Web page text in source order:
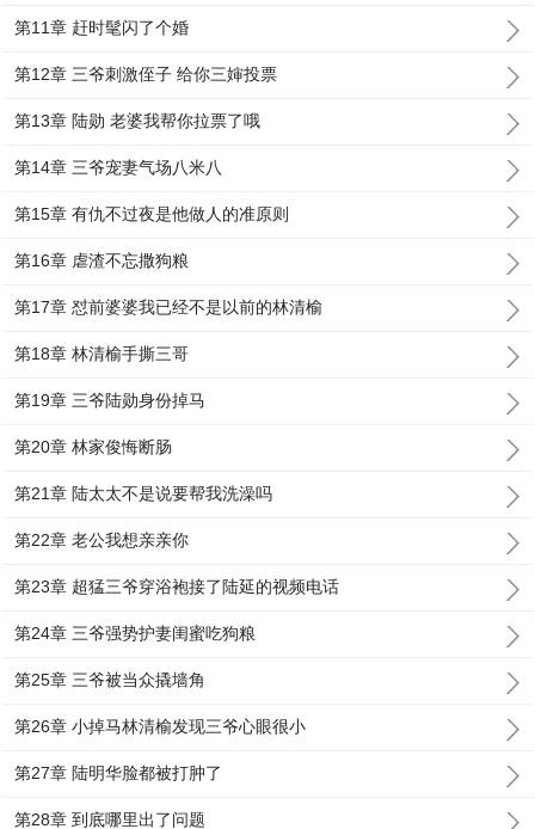
第11章 赶时髦闪了个婚
第12章 三爷刺激侄子 给你三婶投票
第13章 陆勋 老婆我帮你拉票了哦
第14章 三爷宠妻气场八米八
第15章 有仇不过夜是他做人的准原则
第16章 虐渣不忘撒狗粮
第17章 怼前婆婆我已经不是以前的林清榆
第18章 林清榆手撕三哥
第19章 三爷陆勋身份掉马
第20章 林家俊悔断肠
第21章 陆太太不是说要帮我洗澡吗
第22章 老公我想亲亲你
第23章 超猛三爷穿浴袍接了陆延的视频电话
第24章 三爷强势护妻闺蜜吃狗粮
第25章 三爷被当众撬墙角
第26章 小掉马林清榆发现三爷心眼很小
第27章 陆明华脸都被打肿了
第28章 到底哪里出了问题